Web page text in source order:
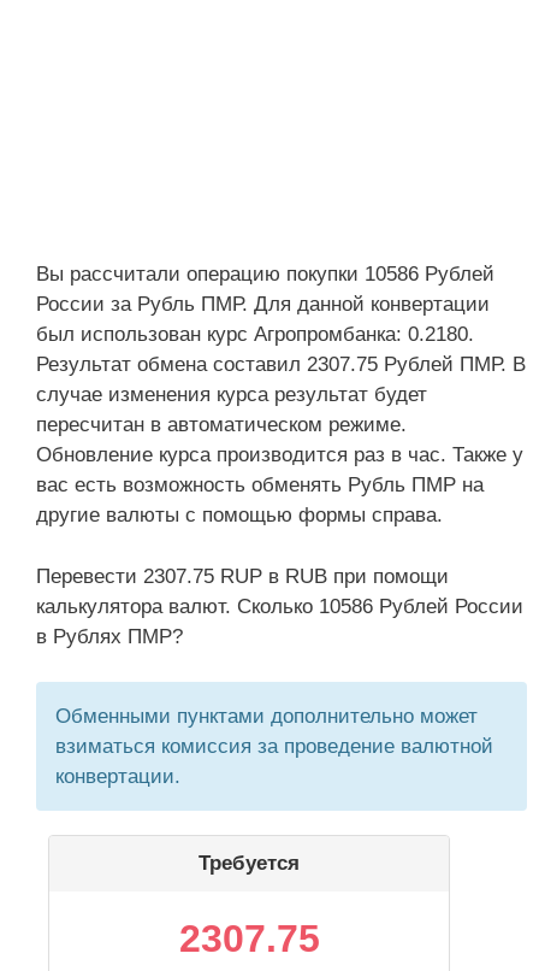
Вы рассчитали операцию покупки 10586 Рублей
России за Рубль ПМР. Для данной конвертации
был использован курс Агропромбанка: 0.2180.
Результат обмена составил 2307.75 Рублей ПМР. В
случае изменения курса результат будет
пересчитан в автоматическом режиме.
Обновление курса производится раз в час. Также у
вас есть возможность обменять Рубль ПМР на
другие валюты с помощью формы справа.
Перевести 2307.75 RUP в RUB при помощи
калькулятора валют. Сколько 10586 Рублей России
в Рублях ПМР?
Обменными пунктами дополнительно может
взиматься комиссия за проведение валютной
конвертации.
Требуется
2307.75